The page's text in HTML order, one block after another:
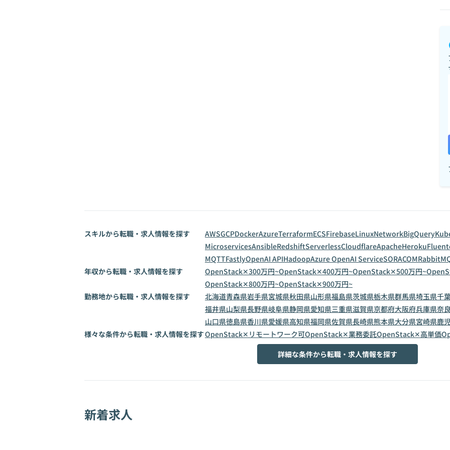
スキルから転職・求人情報を探す AWSGCPDockerAzureTerraformECSFirebaseLinuxNetworkBigQuery
MicroservicesAnsibleRedshiftServerlessCloudflareApacheHeroku
MQTTFastlyOpenAI APIHadoopAzure OpenAI ServiceSORACOM
年収から転職・求人情報を探す
OpenStack✕300万円~OpenStack✕400万円~OpenStack✕500万円~
OpenStack✕800万円~OpenStack✕900万円~
勤務地から転職・求人情報を探す
北海道青森県岩手県宮城県秋田県山形県福島県茨城県栃木県群馬県埼玉県千
福井県山梨県長野県岐阜県静岡県愛知県三重県滋賀県京都府大阪府兵庫県奈
山口県徳島県香川県愛媛県高知県福岡県佐賀県長崎県熊本県大分県宮崎県鹿
様々な条件から転職・求人情報を探すOpenStack✕リモートワーク可OpenStack✕業務委託OpenStack✕高単価
詳細な条件から転職・求人情報を探す
新着求人